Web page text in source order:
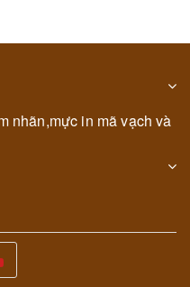
nhãn,mực in mã vạch và